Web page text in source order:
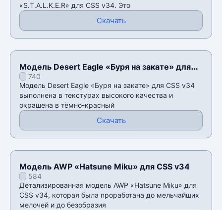
«S.T.A.L.K.E.R» для CSS v34. Это
Скачать
Модель Desert Eagle «Буря на закате» для
CSS v34
740
Модель Desert Eagle «Буря на закате» для CSS v34
выполнена в текстурах высокого качества и
окрашена в тёмно-красный
Скачать
Модель AWP «Hatsune Miku» для CSS v34
584
Детализированная модель AWP «Hatsune Miku» для
CSS v34, которая была проработана до мельчайших
мелочей и до безобразия